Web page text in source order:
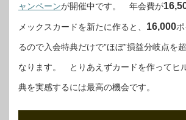
ャンペーンが開催中です。 年会費が
メックスカードを新たに作ると、 16,000
るので入会特典だけで”ほぼ”損益分岐点を
なります。 とりあえずカードを作ってヒ
典を実感するには最高の機会です。